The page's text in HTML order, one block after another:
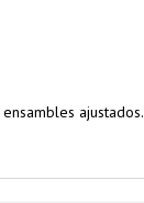
ajustados.